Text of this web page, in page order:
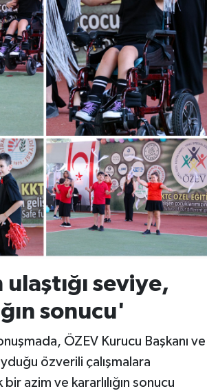
seviye,
sonucu'
ÖZEV Kurucu Başkanı ve
özverili çalışmalara
azim ve kararlılığın sonucu